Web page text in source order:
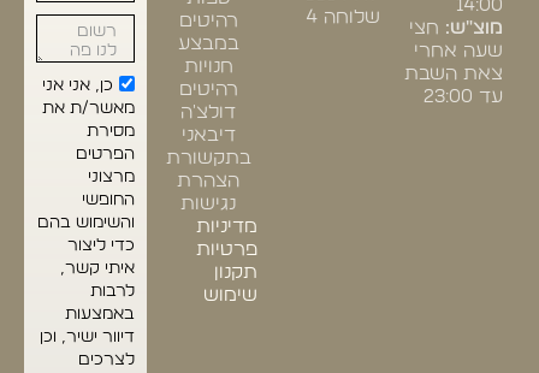
14:00
מוצ"ש: חצי
שעה אחרי
צאת השבת
עד 23:00
שלוחה 4
רהיטים
במבצע
חנויות
רהיטים
דולצ'ה
דיבאני
בתקשורת
הצהרת
נגישות
מדיניות
פרטיות
תקנון
שימוש
כן, אני אני
מאשר/ת את
מסירת
הפרטים
מרצוני
החופשי
והשימוש בהם
כדי ליצור
איתי קשר,
לרבות
באמצעות
דיוור ישיר, וכן
לצרכים